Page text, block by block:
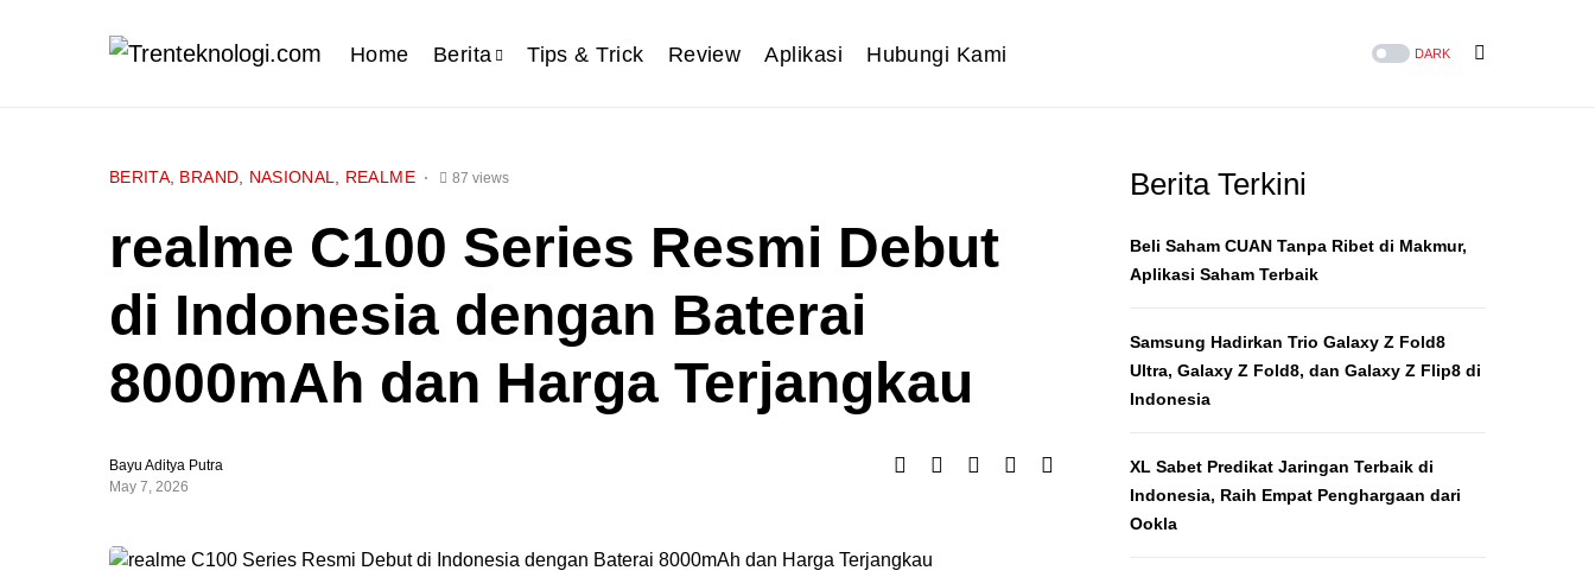
Home Berita Tips & Trick Review Aplikasi Hubungi Kami DARK
BERITA BRAND NASIONAL REALME 87 views
realme C100 Series Resmi Debut
di Indonesia dengan Baterai
8000mAh dan Harga Terjangkau
Bayu Aditya Putra
May 7, 2026
Berita Terkini
Beli Saham CUAN Tanpa Ribet di Makmur,
Aplikasi Saham Terbaik
Samsung Hadirkan Trio Galaxy Z Fold8
Ultra, Galaxy Z Fold8, dan Galaxy Z Flip8 di
Indonesia
XL Sabet Predikat Jaringan Terbaik di
Indonesia, Raih Empat Penghargaan dari
Ookla